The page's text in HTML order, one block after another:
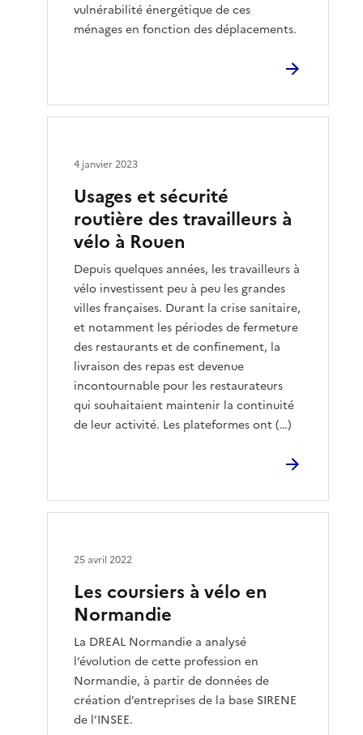
vulnérabilité énergétique de ces
ménages en fonction des déplacements.
Usages et sécurité
routière des travailleurs à
vélo à Rouen
Depuis quelques années, les travailleurs à
vélo investissent peu à peu les grandes
villes françaises. Durant la crise sanitaire,
et notamment les périodes de fermeture
des restaurants et de confinement, la
livraison des repas est devenue
incontournable pour les restaurateurs
qui souhaitaient maintenir la continuité
de leur activité. Les plateformes ont (…)
4 janvier 2023
Les coursiers à vélo en
Normandie
La DREAL Normandie a analysé
l’évolution de cette profession en
Normandie, à partir de données de
création d’entreprises de la base SIRENE
de l’INSEE.
25 avril 2022